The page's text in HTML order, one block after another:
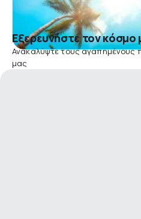
Εξερευνήστε τον κόσμο
Ανακαλύψτε τους αγαπημένους
μας